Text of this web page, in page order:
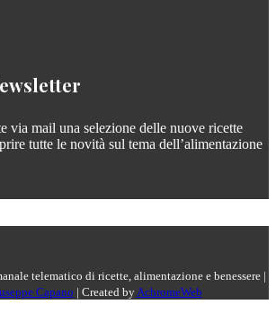
via mail una selezione delle nuove ricette
tutte le novità sul tema dell’alimentazione
telematico di ricette, alimentazione e benessere |
Capano | Created byAchromeWeb